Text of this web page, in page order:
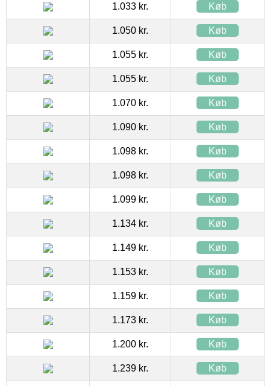
1.033 kr. Køb
1.050 kr. Køb
1.055 kr. Køb
1.055 kr. Køb
1.070 kr. Køb
1.090 kr. Køb
1.098 kr. Køb
1.098 kr. Køb
1.099 kr. Køb
1.134 kr. Køb
1.149 kr. Køb
1.153 kr. Køb
1.159 kr. Køb
1.173 kr. Køb
1.200 kr. Køb
1.239 kr. Køb